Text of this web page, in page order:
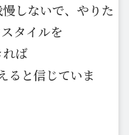
しないで、やりた
タイルを
ば
ると信じていま